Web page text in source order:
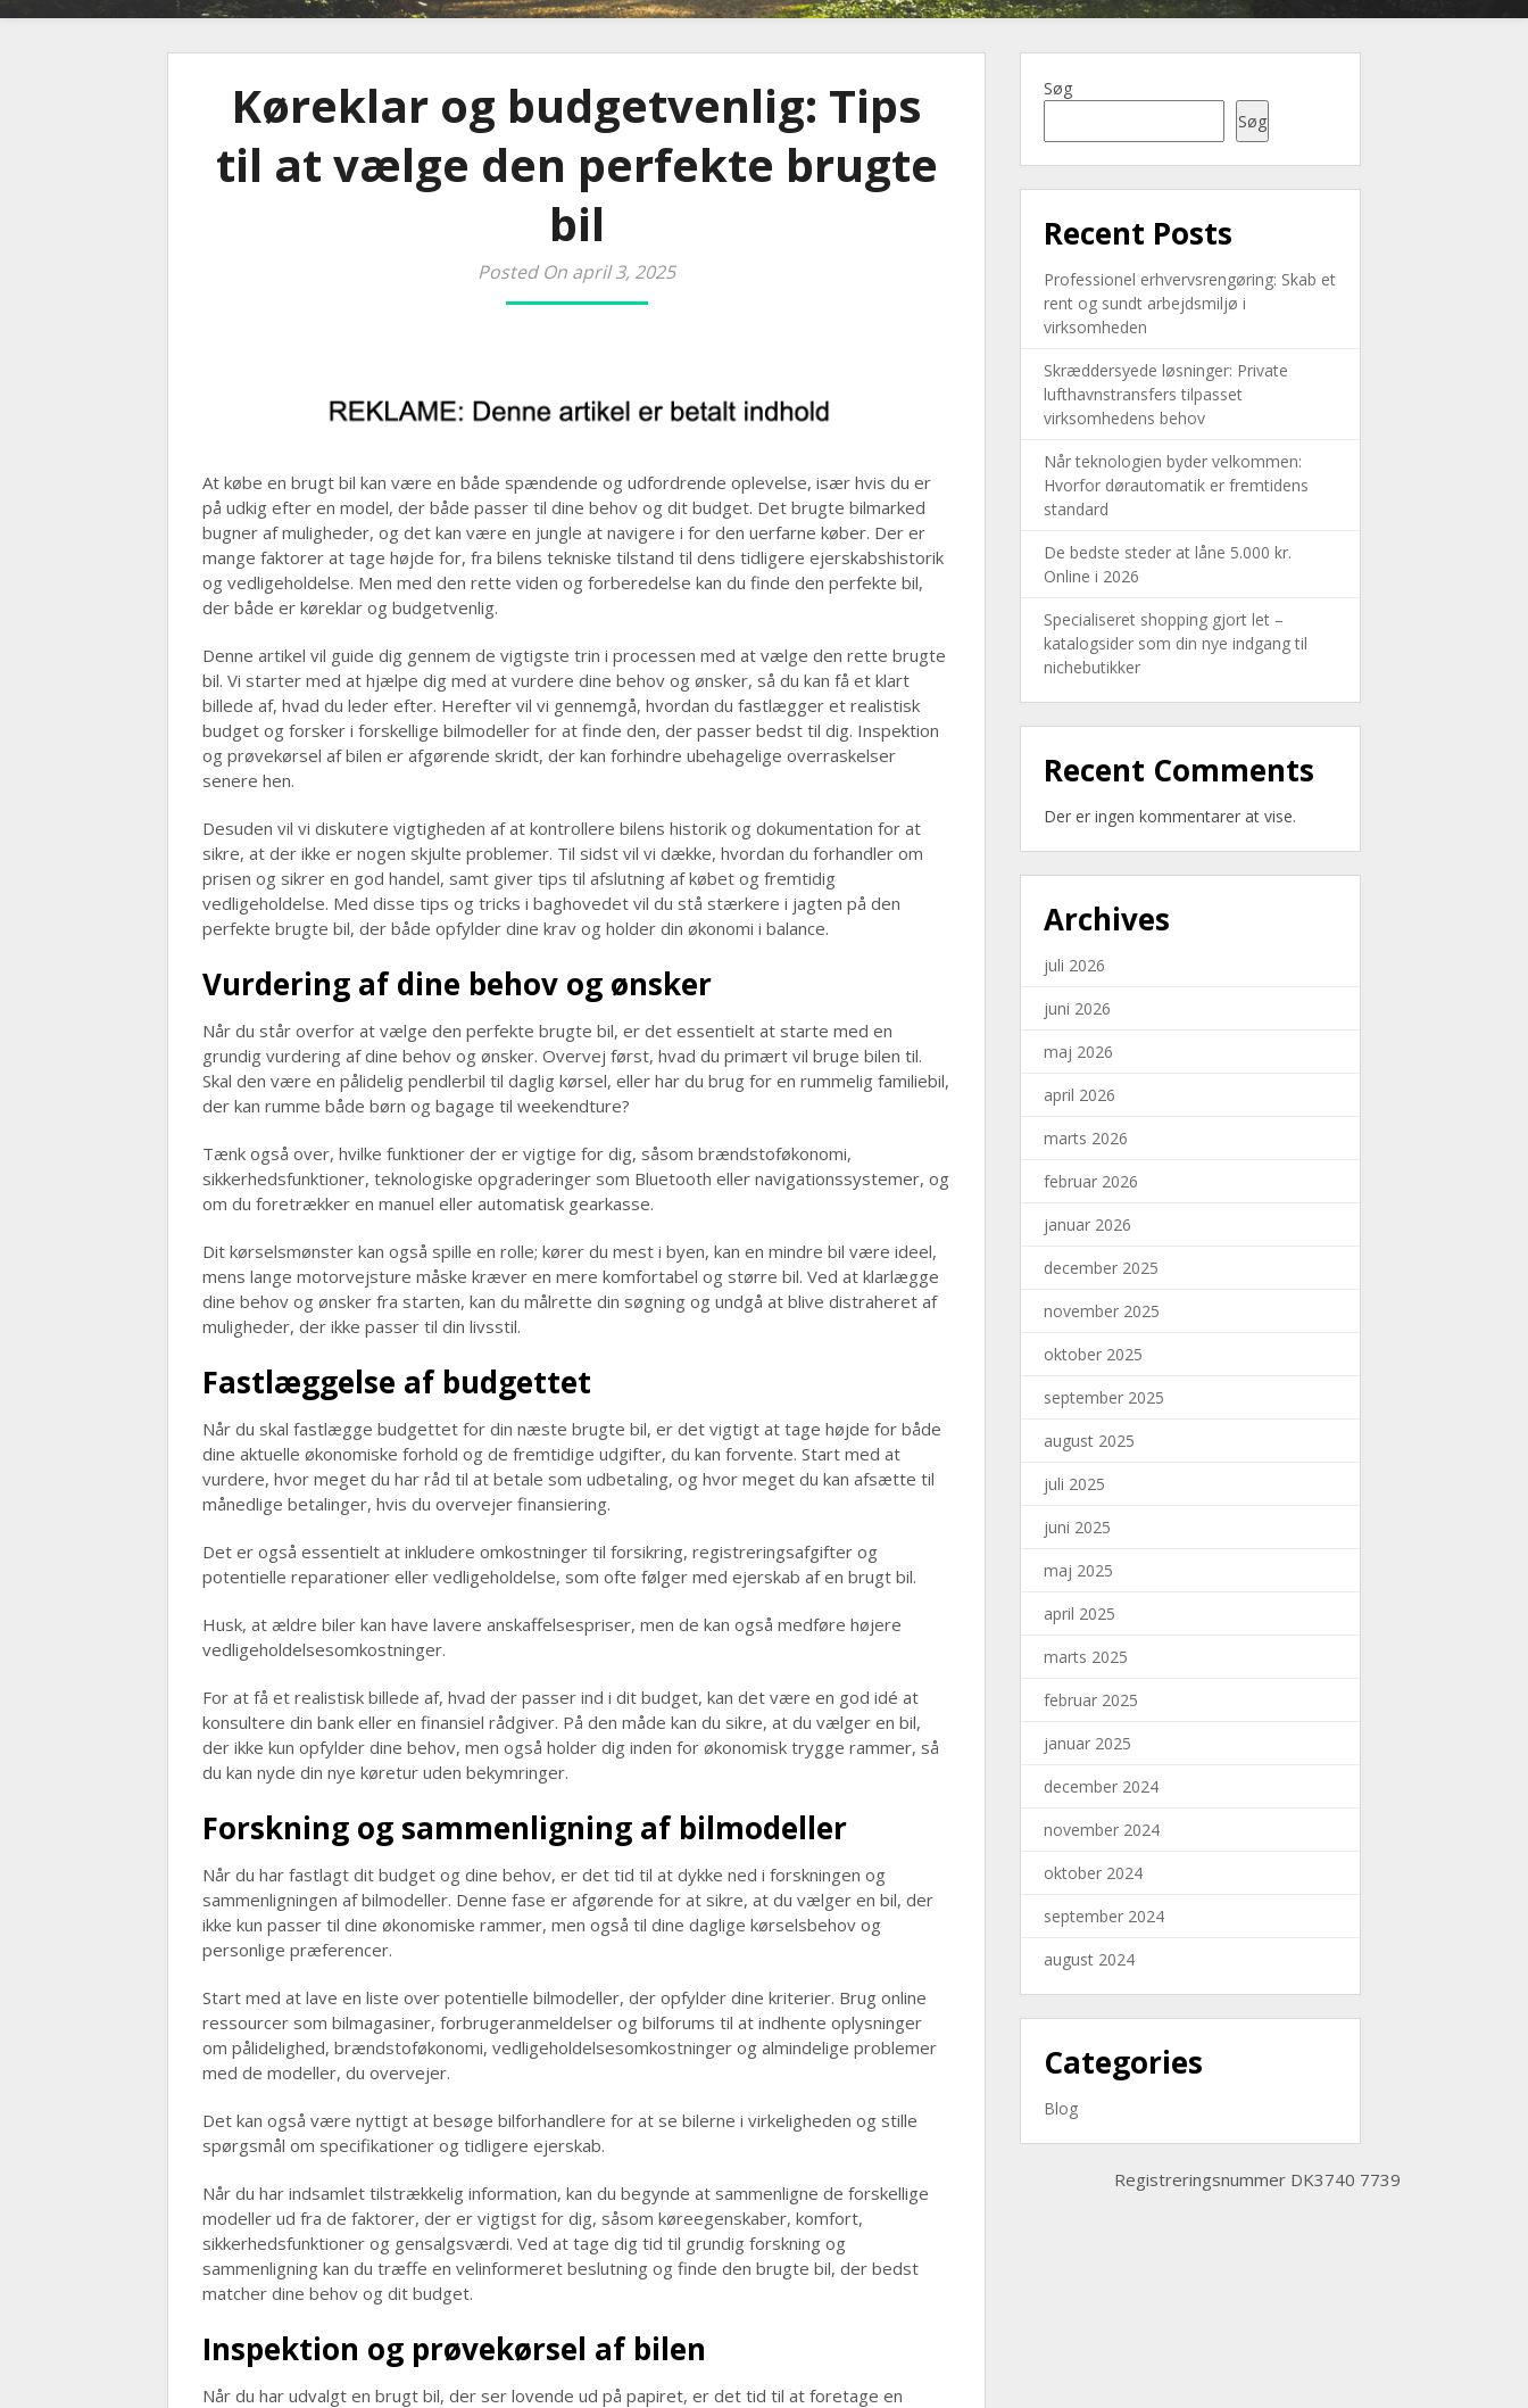
Køreklar og budgetvenlig: Tips
til at vælge den perfekte brugte
bil
Posted On april 3, 2025
At købe en brugt bil kan være en både spændende og udfordrende oplevelse, især hvis du er
på udkig efter en model, der både passer til dine behov og dit budget. Det brugte bilmarked
bugner af muligheder, og det kan være en jungle at navigere i for den uerfarne køber. Der er
mange faktorer at tage højde for, fra bilens tekniske tilstand til dens tidligere ejerskabshistorik
og vedligeholdelse. Men med den rette viden og forberedelse kan du finde den perfekte bil,
der både er køreklar og budgetvenlig.
Denne artikel vil guide dig gennem de vigtigste trin i processen med at vælge den rette brugte
bil. Vi starter med at hjælpe dig med at vurdere dine behov og ønsker, så du kan få et klart
billede af, hvad du leder efter. Herefter vil vi gennemgå, hvordan du fastlægger et realistisk
budget og forsker i forskellige bilmodeller for at finde den, der passer bedst til dig. Inspektion
og prøvekørsel af bilen er afgørende skridt, der kan forhindre ubehagelige overraskelser
senere hen.
Desuden vil vi diskutere vigtigheden af at kontrollere bilens historik og dokumentation for at
sikre, at der ikke er nogen skjulte problemer. Til sidst vil vi dække, hvordan du forhandler om
prisen og sikrer en god handel, samt giver tips til afslutning af købet og fremtidig
vedligeholdelse. Med disse tips og tricks i baghovedet vil du stå stærkere i jagten på den
perfekte brugte bil, der både opfylder dine krav og holder din økonomi i balance.
Vurdering af dine behov og ønsker
Når du står overfor at vælge den perfekte brugte bil, er det essentielt at starte med en
grundig vurdering af dine behov og ønsker. Overvej først, hvad du primært vil bruge bilen til.
Skal den være en pålidelig pendlerbil til daglig kørsel, eller har du brug for en rummelig familiebil,
der kan rumme både børn og bagage til weekendture?
Tænk også over, hvilke funktioner der er vigtige for dig, såsom brændstoføkonomi,
sikkerhedsfunktioner, teknologiske opgraderinger som Bluetooth eller navigationssystemer, og
om du foretrækker en manuel eller automatisk gearkasse.
Dit kørselsmønster kan også spille en rolle; kører du mest i byen, kan en mindre bil være ideel,
mens lange motorvejsture måske kræver en mere komfortabel og større bil. Ved at klarlægge
dine behov og ønsker fra starten, kan du målrette din søgning og undgå at blive distraheret af
muligheder, der ikke passer til din livsstil.
Fastlæggelse af budgettet
Når du skal fastlægge budgettet for din næste brugte bil, er det vigtigt at tage højde for både
dine aktuelle økonomiske forhold og de fremtidige udgifter, du kan forvente. Start med at
vurdere, hvor meget du har råd til at betale som udbetaling, og hvor meget du kan afsætte til
månedlige betalinger, hvis du overvejer finansiering.
Det er også essentielt at inkludere omkostninger til forsikring, registreringsafgifter og
potentielle reparationer eller vedligeholdelse, som ofte følger med ejerskab af en brugt bil.
Husk, at ældre biler kan have lavere anskaffelsespriser, men de kan også medføre højere
vedligeholdelsesomkostninger.
For at få et realistisk billede af, hvad der passer ind i dit budget, kan det være en god idé at
konsultere din bank eller en finansiel rådgiver. På den måde kan du sikre, at du vælger en bil,
der ikke kun opfylder dine behov, men også holder dig inden for økonomisk trygge rammer, så
du kan nyde din nye køretur uden bekymringer.
Forskning og sammenligning af bilmodeller
Når du har fastlagt dit budget og dine behov, er det tid til at dykke ned i forskningen og
sammenligningen af bilmodeller. Denne fase er afgørende for at sikre, at du vælger en bil, der
ikke kun passer til dine økonomiske rammer, men også til dine daglige kørselsbehov og
personlige præferencer.
Start med at lave en liste over potentielle bilmodeller, der opfylder dine kriterier. Brug online
ressourcer som bilmagasiner, forbrugeranmeldelser og bilforums til at indhente oplysninger
om pålidelighed, brændstoføkonomi, vedligeholdelsesomkostninger og almindelige problemer
med de modeller, du overvejer.
Det kan også være nyttigt at besøge bilforhandlere for at se bilerne i virkeligheden og stille
spørgsmål om specifikationer og tidligere ejerskab.
Når du har indsamlet tilstrækkelig information, kan du begynde at sammenligne de forskellige
modeller ud fra de faktorer, der er vigtigst for dig, såsom køreegenskaber, komfort,
sikkerhedsfunktioner og gensalgsværdi. Ved at tage dig tid til grundig forskning og
sammenligning kan du træffe en velinformeret beslutning og finde den brugte bil, der bedst
matcher dine behov og dit budget.
Inspektion og prøvekørsel af bilen
Når du har udvalgt en brugt bil, der ser lovende ud på papiret, er det tid til at foretage en
Søg
Søg
Recent Posts
Professionel erhvervsrengøring: Skab et
rent og sundt arbejdsmiljø i
virksomheden
Skræddersyede løsninger: Private
lufthavnstransfers tilpasset
virksomhedens behov
Når teknologien byder velkommen:
Hvorfor dørautomatik er fremtidens
standard
De bedste steder at låne 5.000 kr.
Online i 2026
Specialiseret shopping gjort let –
katalogsider som din nye indgang til
nichebutikker
Recent Comments
Der er ingen kommentarer at vise.
Archives
juli 2026
juni 2026
maj 2026
april 2026
marts 2026
februar 2026
januar 2026
december 2025
november 2025
oktober 2025
september 2025
august 2025
juli 2025
juni 2025
maj 2025
april 2025
marts 2025
februar 2025
januar 2025
december 2024
november 2024
oktober 2024
september 2024
august 2024
Categories
Blog
Registreringsnummer DK3740 7739